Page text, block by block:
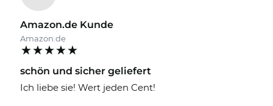
Amazon.de Kunde
Amazon.de
schön und sicher geliefert
Ich liebe sie! Wert jeden Cent!